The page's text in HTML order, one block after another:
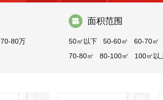
70-80万
面积范围
50㎡以下 50-60㎡
60-70㎡
70-80㎡
80-100㎡ 100㎡以